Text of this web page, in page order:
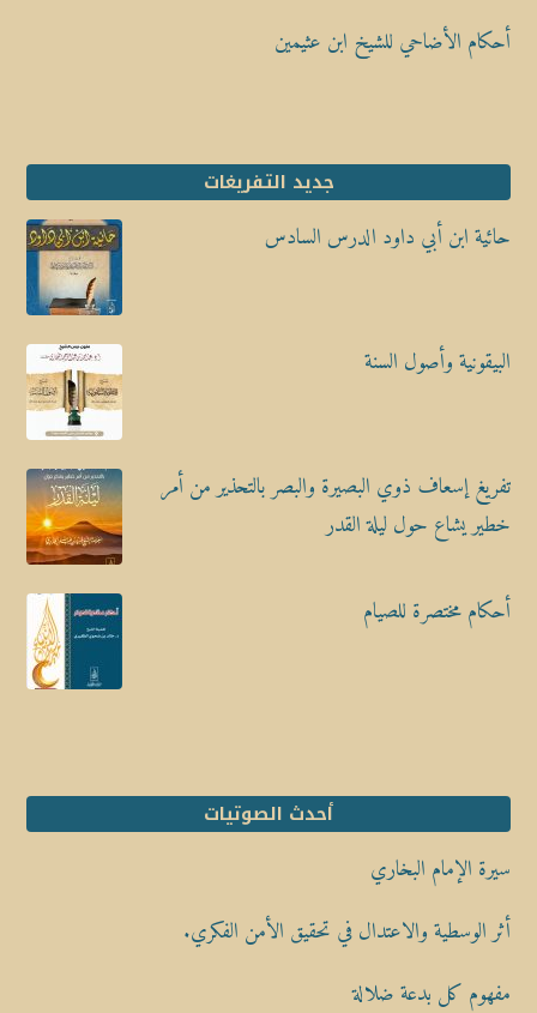
أحكام الأضاحي للشيخ ابن عثيمين
جديد التفريغات
حائية ابن أبي داود الدرس السادس
البيقونية وأصول السنة
تفريغ إسعاف ذوي البصيرة والبصر بالتحذير من أمر
خطير يشاع حول ليلة القدر
أحكام مختصرة للصيام
أحدث الصوتيات
سيرة الإمام البخاري
أثر الوسطية والاعتدال في تحقيق الأمن الفكري.
مفهوم كل بدعة ضلالة